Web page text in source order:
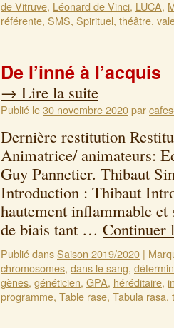
de Vitruve, Léonard de Vinci, LUCA,
référente, SMS, Spirituel, théâtre,
De l’inné à l’acquis
→ Lire la suite
Publié le30 novembre 2020par
Dernière restitution
Animatrice/ animateurs:
Guy Pannetier. Thibaut
Introduction : Thibaut
hautement inflammable
de biais tant … Continuer
Publié dansSaison 2019/2020 |
chromosomes, dans le sang,
gènes, généticien, GPA, héréditaire,
programme, Table rase, Tabula rasa,